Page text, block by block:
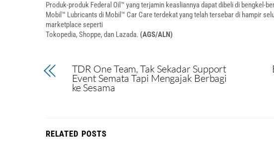
Produk-produk Federal Oil™ yang terjamin keasliannya dapat dibeli di bengkel-
Mobil™ Lubricants di Mobil™ Car Care terdekat yang telah tersebar di hampir
marketplace seperti
Tokopedia, Shoppe, dan Lazada. (AGS/ALN)
TDR One Team, Tak Sekadar Support
Event Semata Tapi Mengajak Berbagi
ke Sesama
RELATED POSTS